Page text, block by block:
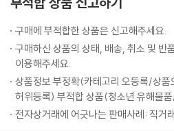
적의 동태를 파악하는 방법
· 적의 의도를 역이용하라 - 한신이 패전
승리하는 군대를 다스리는 법
· 리더는 때로는 너그럽고, 때로는 엄격
희제
거하여 각기 다른 승리의 책략을 구사한
勢)가 없고, 물은 변하지 않는 상형(常形)
여 능히 승리를 거두는 것을 곧 신과 같은
--- p.167-168 「제6편│허실」 중에서
실상을 감추고 허를 꿰뚫어라: 원수의 손
“날이 저물면 이 나무 아래 불이 켜질 것이
백 번 싸워도 위태롭지 않은 ‘불태’ 전략
『손자병법』의 핵심은 바로 이 지점에 있
인가”가 아니라 “어떻게 순간의 성취가
할 것인가”를 묻는다.
그래서 손자는 백 번 싸워 백 번 이기는 ‘
구매에 부적합한 상품은 신고해주세요.
구매하신 상품의 상태, 배송, 취소 및 반
이용해주세요.
상품정보 부정확(카테고리 오등록/상
허위등록) 부적합 상품(청소년 유해물
전자상거래에 어긋나는 판매사례: 직거